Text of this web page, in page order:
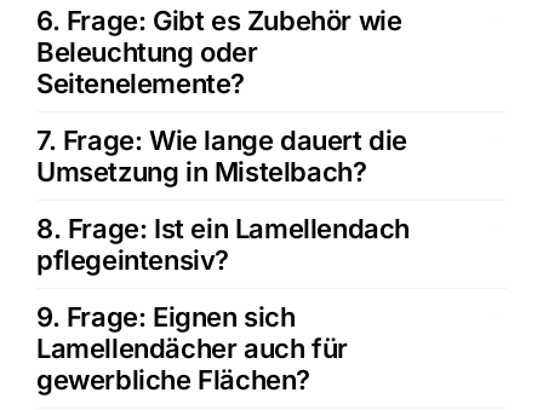
6. Frage: Gibt es Zubehör wie
Beleuchtung oder
Seitenelemente?
7. Frage: Wie lange dauert die
Umsetzung in Mistelbach?
8. Frage: Ist ein Lamellendach
pflegeintensiv?
9. Frage: Eignen sich
Lamellendächer auch für
gewerbliche Flächen?